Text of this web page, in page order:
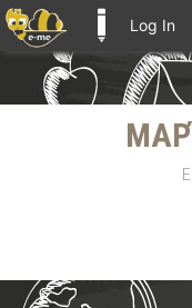
Log In